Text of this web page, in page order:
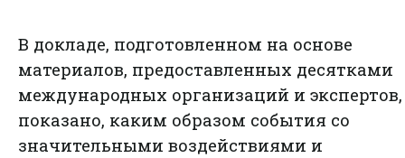
В докладе, подготовленном на основе
материалов, предоставленных десятками
международных организаций и экспертов,
показано, каким образом события со
значительными воздействиями и